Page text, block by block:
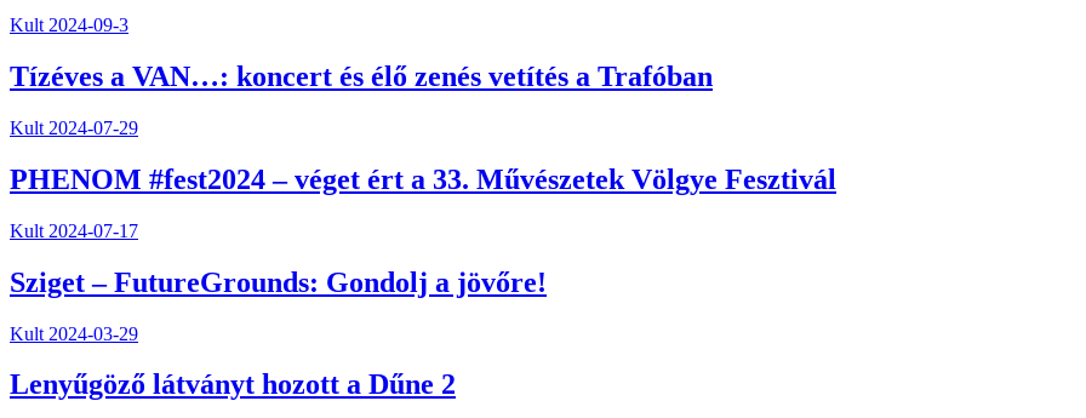
Kult 2024-09-3
Tízéves a VAN…: koncert és élő zenés vetítés a Trafóban
Kult 2024-07-29
PHENOM #fest2024 – véget ért a 33. Művészetek Völgye Fesztivál
Kult 2024-07-17
Sziget – FutureGrounds: Gondolj a jövőre!
Kult 2024-03-29
Lenyűgöző látványt hozott a Dűne 2